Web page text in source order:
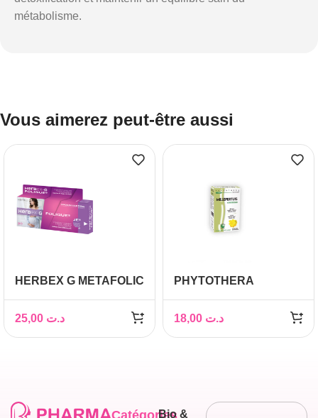
métabolisme.
Vous aimerez peut-être aussi
HERBEX G METAFOLIC
GELULES
د.ت
PHYTOTHERA
د.ت
Bio &